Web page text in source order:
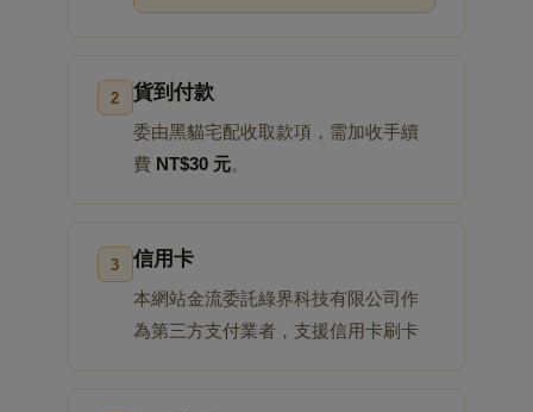
2 貨到付款
委由黑貓宅配收取款項，需加收手續
費 NT$30 元。
3 信用卡
本網站金流委託綠界科技有限公司作
為第三方支付業者，支援信用卡刷卡